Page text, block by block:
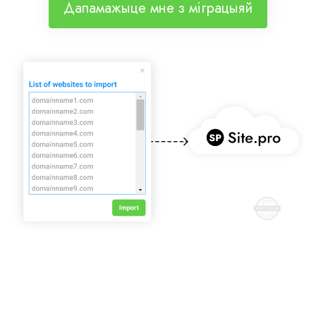
Дапамажыце мне з міграцыяй